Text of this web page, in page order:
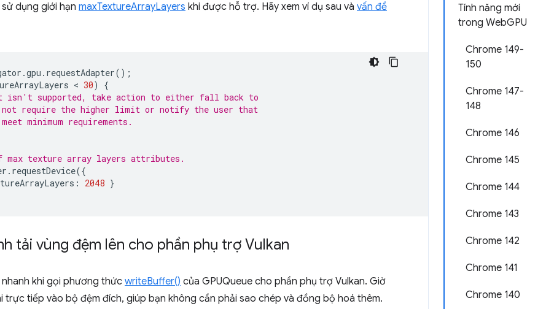
Tính năng mới
trong WebGPU
Chrome 149-
150
Chrome 147-
148
Chrome 146
Chrome 145
Chrome 144
Chrome 143
Chrome 142
Chrome 141
Chrome 140
dụng giới hạn maxTextureArrayLayers khi được hỗ trợ. Hãy xem ví dụ sau và vấn đề
.gpu . requestAdapter();
< 30)
{
isn't supported, take action to either fall back to
not require the higher limit or notify the user that
minimum requirements.
texture array layers attributes.
. requestDevice({
: 2048 }
tải vùng đệm lên cho phần phụ trợ Vulkan
khi gọi phương thức writeBuffer() của GPUQueue cho phần phụ trợ Vulkan. Giờ
trực tiếp vào bộ đệm đích, giúp bạn không cần phải sao chép và đồng bộ hoá thêm.